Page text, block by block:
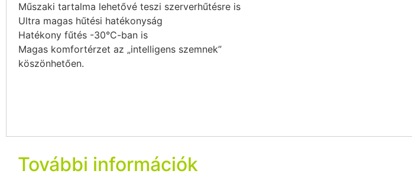
Műszaki tartalma lehetővé teszi szerverhűtésre is
Ultra magas hűtési hatékonyság
Hatékony fűtés -30°C-ban is
Magas komfortérzet az „intelligens szemnek”
köszönhetően.
További információk